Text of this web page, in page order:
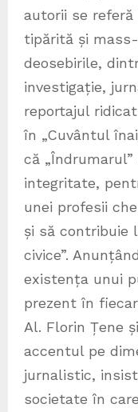
autorii se
tipărită și
deosebirile,
investigație,
reportajul
în „Cuvântul
că
integritate,
unei profesii
și să contribuie
civice”.
existența unui
prezent în
Al. Florin Țene
accentul pe
jurnalistic,
societate în